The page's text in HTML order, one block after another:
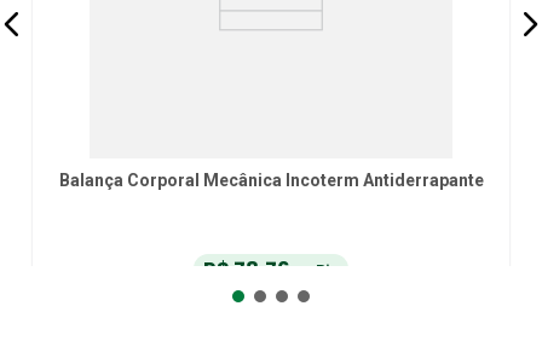
Balança Corporal Mecânica Incoterm Antiderrapante
R$78,76no Pix
82 ,90em até